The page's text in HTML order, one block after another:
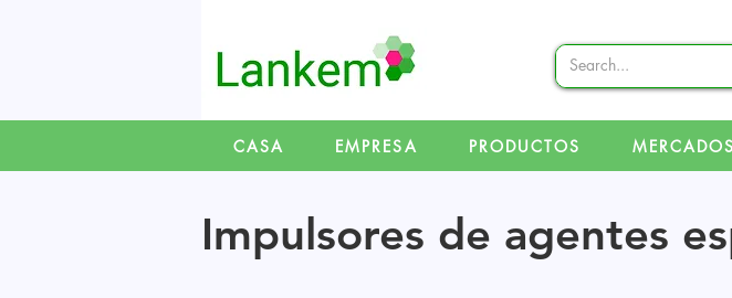
CASA EMPRESA PRODUCTOS MERCADOS
Impulsores de agentes